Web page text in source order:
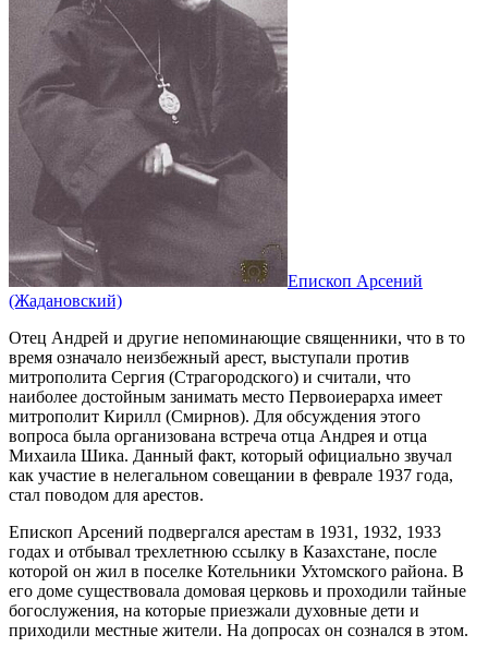
Епископ Арсений
(Жадановский)
Отец Андрей и другие непоминающие священники, что в то
время означало неизбежный арест, выступали против
митрополита Сергия (Страгородского) и считали, что
наиболее достойным занимать место Первоиерарха имеет
митрополит Кирилл (Смирнов). Для обсуждения этого
вопроса была организована встреча отца Андрея и отца
Михаила Шика. Данный факт, который официально звучал
как участие в нелегальном совещании в феврале 1937 года,
стал поводом для арестов.
Епископ Арсений подвергался арестам в 1931, 1932, 1933
годах и отбывал трехлетнюю ссылку в Казахстане, после
которой он жил в поселке Котельники Ухтомского района. В
его доме существовала домовая церковь и проходили тайные
богослужения, на которые приезжали духовные дети и
приходили местные жители. На допросах он сознался в этом.